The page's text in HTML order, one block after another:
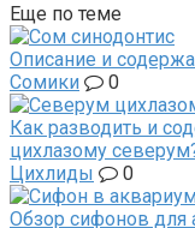
Еще по теме
Описание и
Сомики
0
Как разводить и
цихлазому
Цихлиды
0
Обзор сифонов